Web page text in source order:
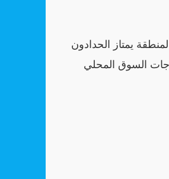
يمتاز الحدادون
السوق المحلي